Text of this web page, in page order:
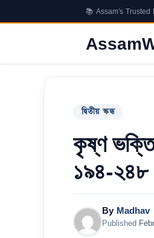
to
📚 Assam's Trusted
দ্বিতীয় স্কন্ধ
কৃষ্ণ
১৯৪-২৪৮
By Madhav
Published